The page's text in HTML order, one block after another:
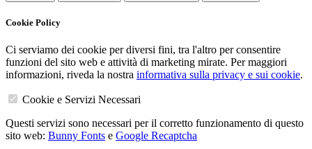
Cookie Policy
Ci serviamo dei cookie per diversi fini, tra l'altro per consentire
funzioni del sito web e attività di marketing mirate. Per maggiori
informazioni, riveda la nostra informativa sulla privacy e sui cookie.
Cookie e Servizi Necessari
Questi servizi sono necessari per il corretto funzionamento di questo
sito web: Bunny Fonts e Google Recaptcha